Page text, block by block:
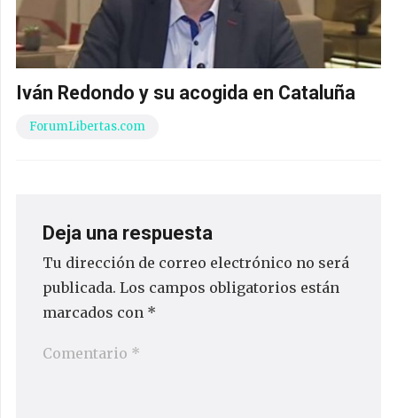
Iván Redondo y su acogida en Cataluña
ForumLibertas.com
Deja una respuesta
Tu dirección de correo electrónico no será
publicada. Los campos obligatorios están
marcados con *